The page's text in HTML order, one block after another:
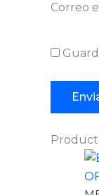
Correo